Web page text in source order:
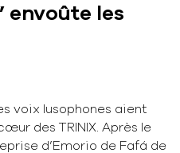
envoûte les
voix lusophones aient
des TRINIX. Après le
d’Emorio de Fafá de